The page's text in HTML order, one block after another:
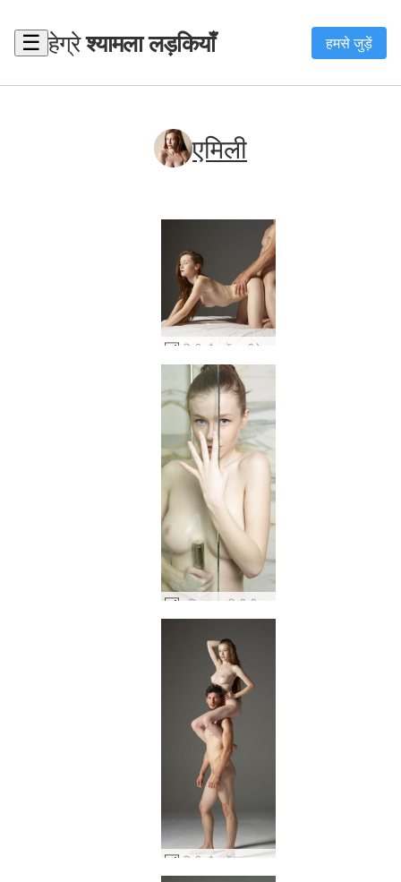
☰ हेग्रेश्यामला लड़कियाँ हमसे जुड़ें
एमिली
एमिली और ब्रेंडन ब्यूटी एंड द बीस्ट #41